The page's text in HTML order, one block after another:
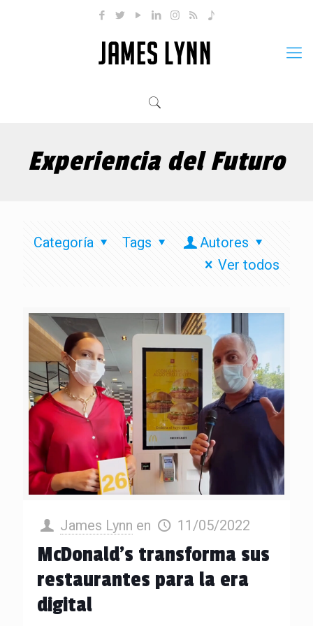
Experiencia del Futuro
Categoría Tags
Autores
Ver todos
James Lynn en 11/05/2022
McDonald’s transforma sus
restaurantes para la era
digital